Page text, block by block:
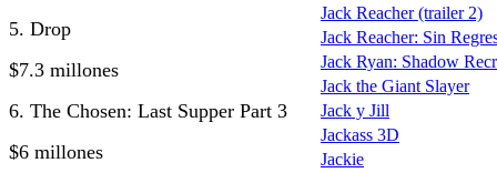
5. Drop
$7.3 millones
6. The Chosen: Last Supper Part 3
$6 millones
Jack Reacher (trailer 2)
Jack Reacher: Sin
Jack Ryan: Shadow
Jack the Giant Slayer
Jack y Jill
Jackass 3D
Jackie